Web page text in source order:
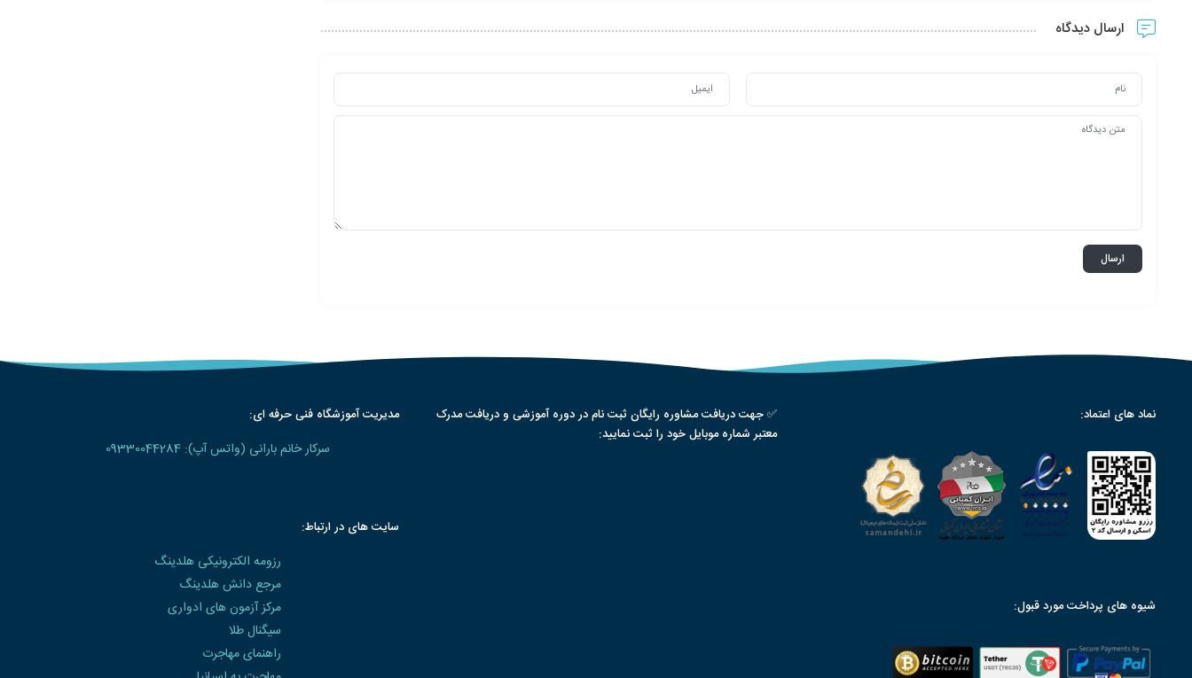
ارسال دیدگاه
نماد های اعتماد:
شیوه های پرداخت مورد قبول:
✅ جهت دریافت مشاوره رایگان ثبت نام در دوره آموزشی و دریافت مدرک
معتبر شماره موبایل خود را ثبت نمایید:
مدیریت آموزشگاه فنی حرفه ای:
سرکار خانم بارانی (واتس آپ): 09330044284
سایت های در ارتباط:
رزومه الکترونیکی هلدینگ
مرجع دانش هلدینگ
مرکز آزمون های ادواری
سیگنال طلا
راهنمای مهاجرت